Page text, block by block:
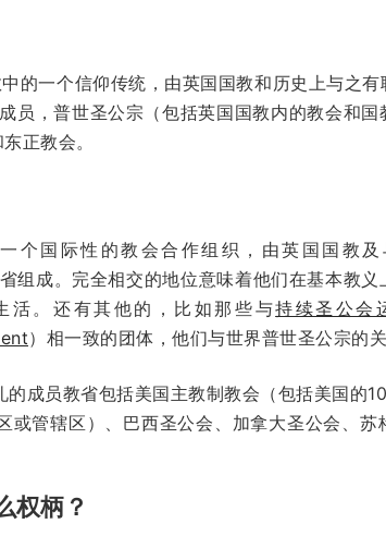
的一个信仰传统，由英国国教和历史上与之
，普世圣公宗（包括英国国教内的教会和国
正教会。
个国际性的教会合作组织，由英国国教
成。完全相交的地位意味着他们在基本教义
活。还有其他的，比如那些与持续圣公会
）相一致的团体，他们与世界普世圣公宗的
成员教省包括美国主教制教会（包括美国的
或管辖区）、巴西圣公会、加拿大圣公会、
权柄？